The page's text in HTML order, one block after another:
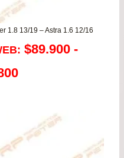
1.8 13/19 – Astra 1.6 12/16
$89.900 -
Rango
precios:
desde